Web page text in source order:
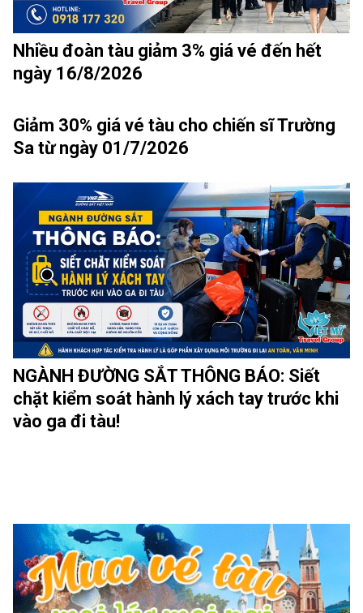
Nhiều đoàn tàu giảm 3% giá vé đến hết
ngày 16/8/2026
Giảm 30% giá vé tàu cho chiến sĩ Trường
Sa từ ngày 01/7/2026
NGÀNH ĐƯỜNG SẮT THÔNG BÁO: Siết
chặt kiểm soát hành lý xách tay trước khi
vào ga đi tàu!